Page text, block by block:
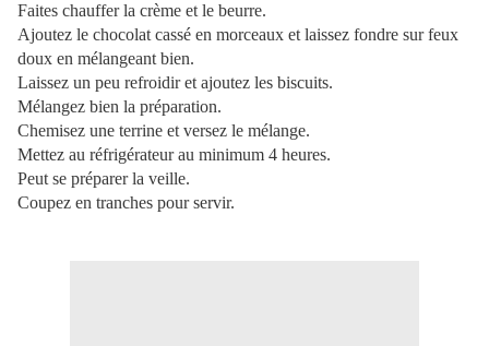
Faites chauffer la crème et le beurre.
Ajoutez le chocolat cassé en morceaux et laissez fondre sur feux
doux en mélangeant bien.
Laissez un peu refroidir et ajoutez les biscuits.
Mélangez bien la préparation.
Chemisez une terrine et versez le mélange.
Mettez au réfrigérateur au minimum 4 heures.
Peut se préparer la veille.
Coupez en tranches pour servir.